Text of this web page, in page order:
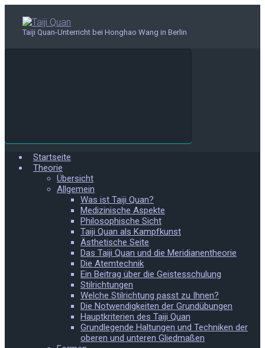
Hauptinhalt
springen
Taiji Quan-Unterricht bei Honghao Wang in Berlin
Startseite
Theorie
Übersicht
Allgemein
Was ist Taiji Quan?
Medizinische Aspekte
Philosophische Sicht
Taiji Quan als Kampfkunst
Ästhetische Seite
Das Taiji Quan und die Meridianentheorie
Die Atemtechnik
Ein Beitrag über die Geistesschulung
Stilrichtungen
Welche Stilrichtung passt zu Ihnen?
Die Notwendigkeiten der Grundübungen
Hauptkriterien des Taiji Quan
Grundlegende Haltungen und Techniken der
oberen und unteren Gliedmaßen